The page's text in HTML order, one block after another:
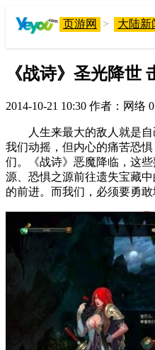
页游网 > 大陆新
《战诗》圣光降世
2014-10-21 10:30 作者：网络 0
人生来最大的敌人就是自
我们动摇，但内心的痛苦恐
们。《战诗》恶魔降临，这
源、恐惧之源前往遗失宝藏
的前进。而我们，必须要勇敢